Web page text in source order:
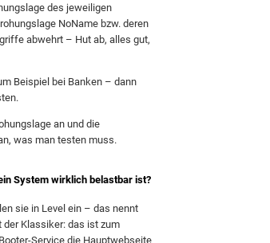
des jeweiligen
NoName bzw. deren
abwehrt – Hut ab, alles gut,
Beispiel bei Banken – dann
an und die
was man testen muss.
System wirklich belastbar ist?
sie in Level ein – das nennt
der Klassiker: das ist zum
Service die Hauptwebseite